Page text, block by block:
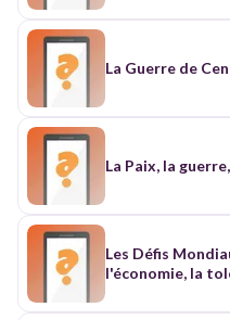
La Guerre de
La Paix, la
Les Défis
l'économie, la